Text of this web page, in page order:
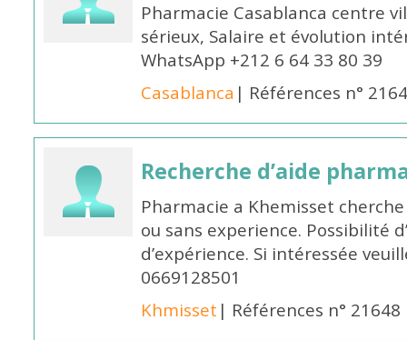
Pharmacie Casablanca centre
sérieux, Salaire et évolution
WhatsApp +212 6 64 33 80 39
Casablanca | Références n°
Recherche d’aide
Pharmacie a Khemisset
ou sans experience. Possibilité
d’expérience. Si intéressée
0669128501
Khmisset | Références n° 21648